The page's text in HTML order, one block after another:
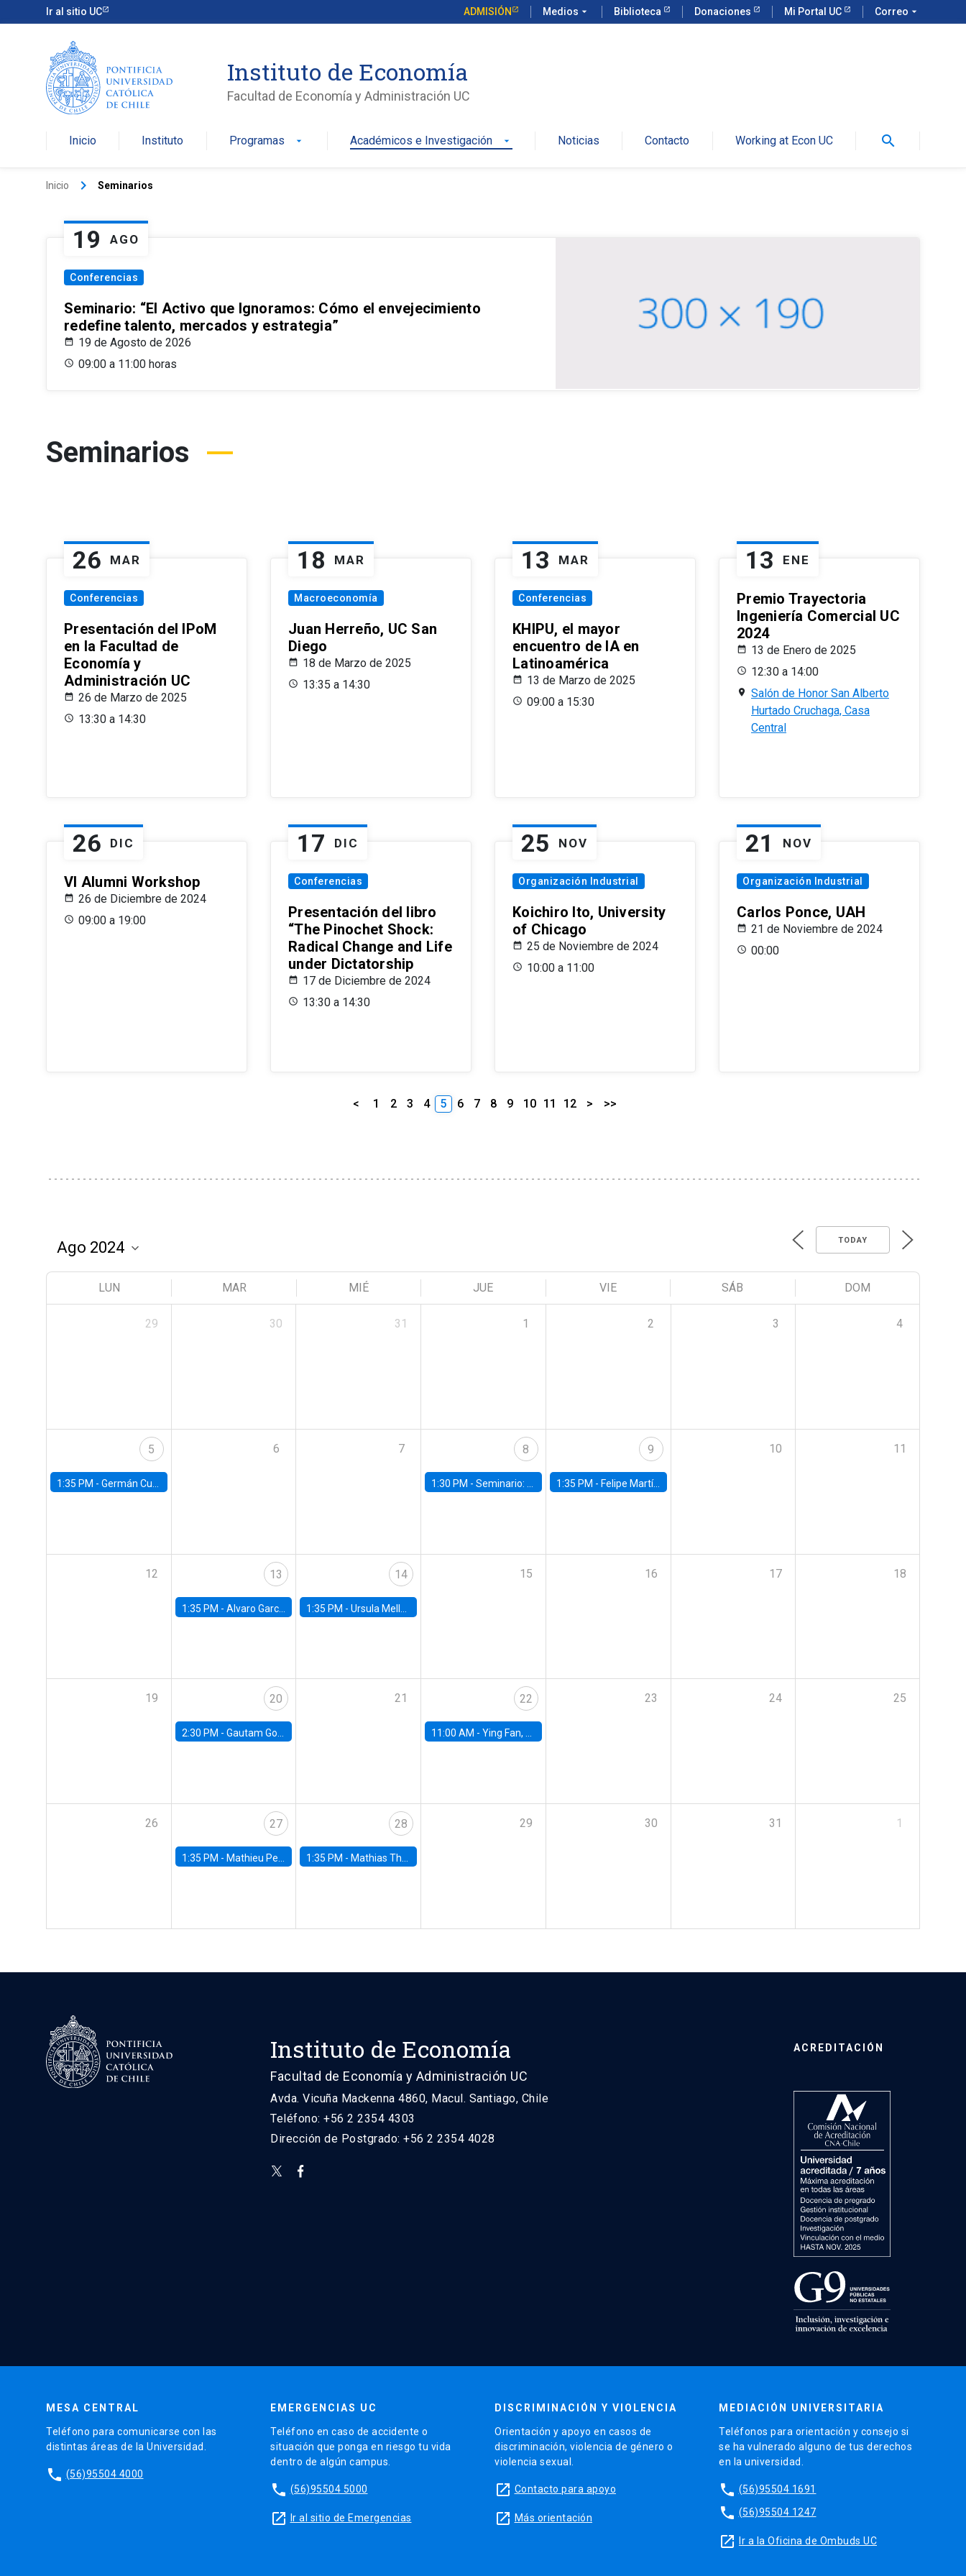
Ir al sitio UC ADMISIÓN Medios arrow_drop_down Biblioteca Donaciones Mi Portal UC Correo arrow_drop_down
Instituto de Economía
Facultad de Economía y Administración UC
Inicio Instituto Programas arrow_drop_down Académicos e Investigación arrow_drop_down Noticias Contacto Working at Econ UC search
Inicio keyboard_arrow_right Seminarios
19 AGO
Conferencias
Seminario: “El Activo que Ignoramos: Cómo el envejecimiento
redefine talento, mercados y estrategia”
19 de Agosto de 2026
09:00 a 11:00 horas
Seminarios
26 MAR
Conferencias
Presentación del IPoM
en la Facultad de
Economía y
Administración UC
26 de Marzo de 2025
13:30 a 14:30
18 MAR
Macroeconomía
Juan Herreño, UC San
Diego
18 de Marzo de 2025
13:35 a 14:30
13 MAR
Conferencias
KHIPU, el mayor
encuentro de IA en
Latinoamérica
13 de Marzo de 2025
09:00 a 15:30
13 ENE
Premio Trayectoria
Ingeniería Comercial UC
2024
13 de Enero de 2025
12:30 a 14:00
Salón de Honor San Alberto
Hurtado Cruchaga, Casa
Central
26 DIC
VI Alumni Workshop
26 de Diciembre de 2024
09:00 a 19:00
17 DIC
Conferencias
Presentación del libro
“The Pinochet Shock:
Radical Change and Life
under Dictatorship
17 de Diciembre de 2024
13:30 a 14:30
25 NOV
Organización Industrial
Koichiro Ito, University
of Chicago
25 de Noviembre de 2024
10:00 a 11:00
21 NOV
Organización Industrial
Carlos Ponce, UAH
21 de Noviembre de 2024
00:00
< 1 2 3 4 5 6 7 8 9 10 11 12 > >>
TODAY
LUN MAR MIÉ JUE VIE SÁB DOM
29 30 31 1 2 3 4
5
1:35 PM - Germán Cubas, University of Houston
6 7 8
1:30 PM -Seminario: “Recuperando la humanidad para progresar en la era de la IA»
9
1:35 PM - Felipe Martínez, alumno Doctorado en Economía UC
10 11
12 13
1:35 PM - Alvaro Garcia-Marin, Universidad de Los Andes
14
1:35 PM -Ursula Mello, Insper - Institute of Education and Research
15 16 17 18
19 20
2:30 PM - Gautam Gowrisankaran, Columbia University
21 22
11:00 AM -Ying Fan, University of Michigan
23 24 25
26 27
1:35 PM - Mathieu Pedemonte, IDB
28
1:35 PM - Mathias Thoenig, University of Lausanne
29 30 31 1
Instituto de Economía
Facultad de Economía y Administración UC
Avda. Vicuña Mackenna 4860, Macul. Santiago, Chile
Teléfono: +56 2 2354 4303
Dirección de Postgrado: +56 2 2354 4028
ACREDITACIÓN
MESA CENTRAL
Teléfono para comunicarse con las
distintas áreas de la Universidad.
phone (56)95504 4000
EMERGENCIAS UC
Teléfono en caso de accidente o
situación que ponga en riesgo tu vida
dentro de algún campus.
phone (56)95504 5000
launch Ir al sitio de Emergencias
DISCRIMINACIÓN Y VIOLENCIA
Orientación y apoyo en casos de
discriminación, violencia de género o
violencia sexual.
launch Contacto para apoyo
launch Más orientación
MEDIACIÓN UNIVERSITARIA
Teléfonos para orientación y consejo si
se ha vulnerado alguno de tus derechos
en la universidad.
phone (56)95504 1691
phone (56)95504 1247
launch Ir a la Oficina de Ombuds UC